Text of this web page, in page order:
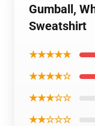
Gumball,
Sweatshirt
★★★★★
★★★★☆
★★★☆☆
★★☆☆☆